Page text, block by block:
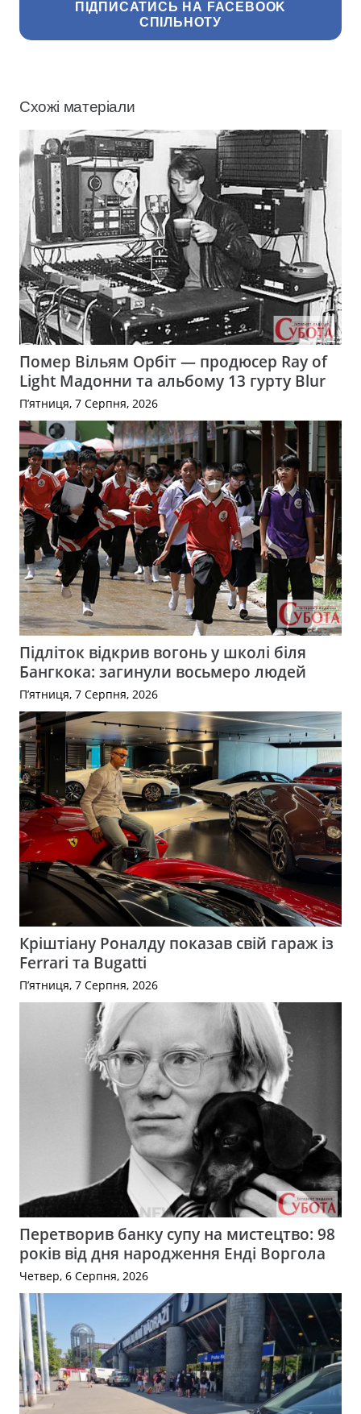
ПІДПИСАТИСЬ НА FACEBOOK
СПІЛЬНОТУ
Схожі матеріали
Помер Вільям Орбіт — продюсер Ray of
Light Мадонни та альбому 13 гурту Blur
П’ятниця, 7 Серпня, 2026
Підліток відкрив вогонь у школі біля
Бангкока: загинули восьмеро людей
П’ятниця, 7 Серпня, 2026
Кріштіану Роналду показав свій гараж із
Ferrari та Bugatti
П’ятниця, 7 Серпня, 2026
Перетворив банку супу на мистецтво: 98
років від дня народження Енді Воргола
Четвер, 6 Серпня, 2026